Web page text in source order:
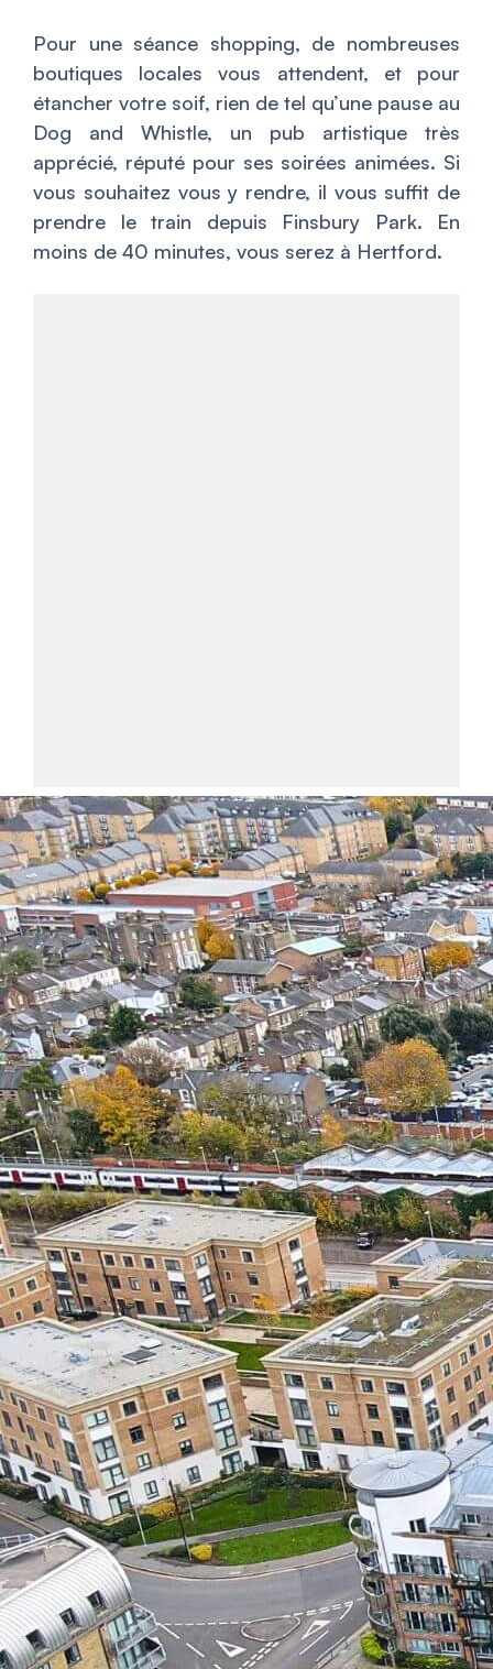
Pour une séance shopping, de nombreuses
boutiques locales vous attendent, et pour
étancher votre soif, rien de tel qu’une pause au
Dog and Whistle, un pub artistique très
apprécié, réputé pour ses soirées animées. Si
vous souhaitez vous y rendre, il vous suffit de
prendre le train depuis Finsbury Park. En
moins de 40 minutes, vous serez à Hertford.